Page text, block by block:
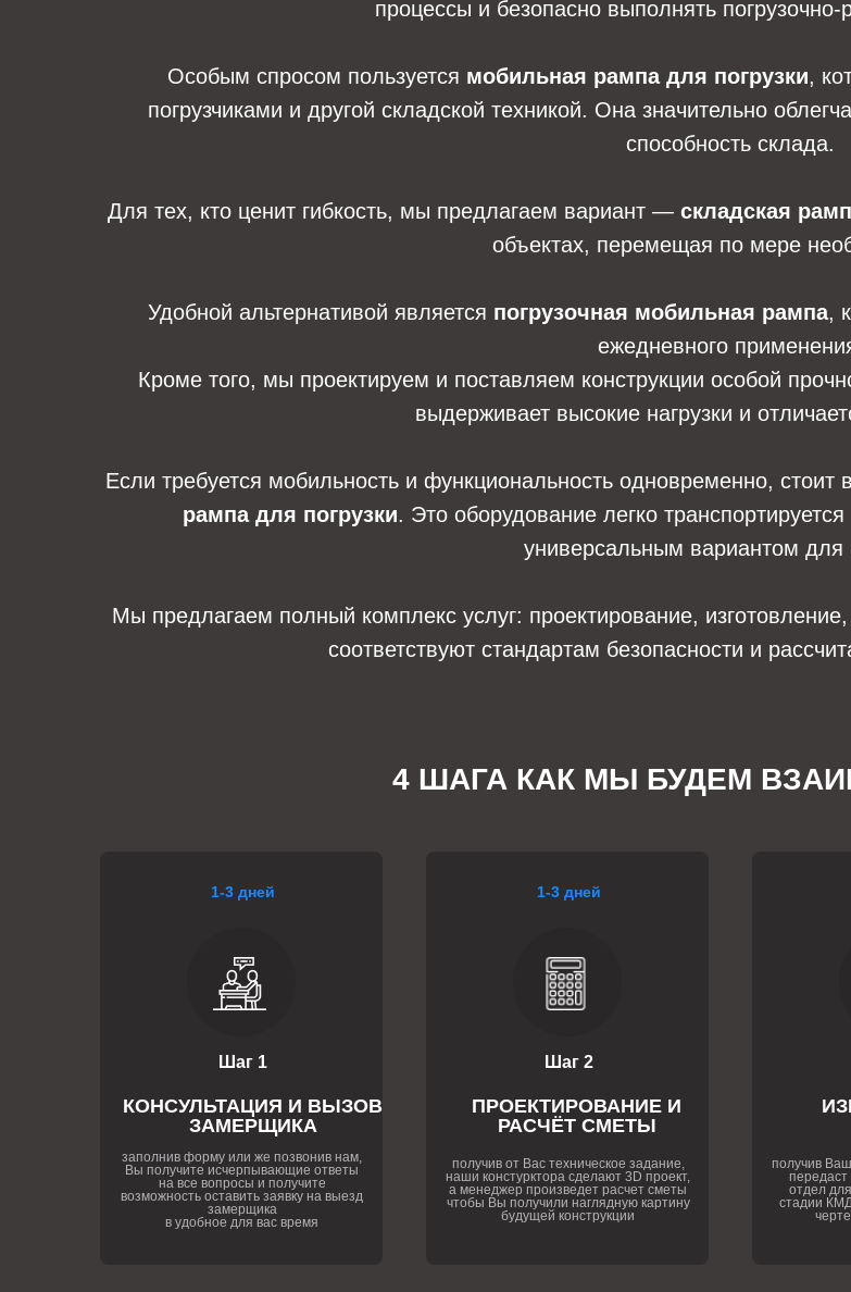
процессы и безопасно выполнять погрузочно-
Особым спросом пользуется мобильная рампа для погрузки,
погрузчиками и другой складской техникой. Она значительно
способность склада.
Для тех, кто ценит гибкость, мы предлагаем вариант — складская
объектах, перемещая по мере
Удобной альтернативой является погрузочная мобильная рампа,
ежедневного
Кроме того, мы проектируем и поставляем конструкции особой
выдерживает высокие нагрузки и
Если требуется мобильность и функциональность одновременно,
рампа для погрузки. Это оборудование легко
универсальным вариантом для
Мы предлагаем полный комплекс услуг: проектирование,
соответствуют стандартам безопасности и
4 ШАГА КАК МЫ БУДЕМ
получив
передаст
отдел
стадии
1-3 дней
Шаг 2
ПРОЕКТИРОВАНИЕ И
РАСЧЁТ СМЕТЫ
получив от Вас техническое задание,
наши констурктора сделают 3D проект,
а менеджер произведет расчет сметы
чтобы Вы получили наглядную картину
будущей конструкции
1-3 дней
Шаг 1
КОНСУЛЬТАЦИЯ И ВЫЗОВ
ЗАМЕРЩИКА
заполнив форму или же позвонив нам,
Вы получите исчерпывающие ответы
на все вопросы и получите
возможность оставить заявку на выезд
замерщика
в удобное для вас время